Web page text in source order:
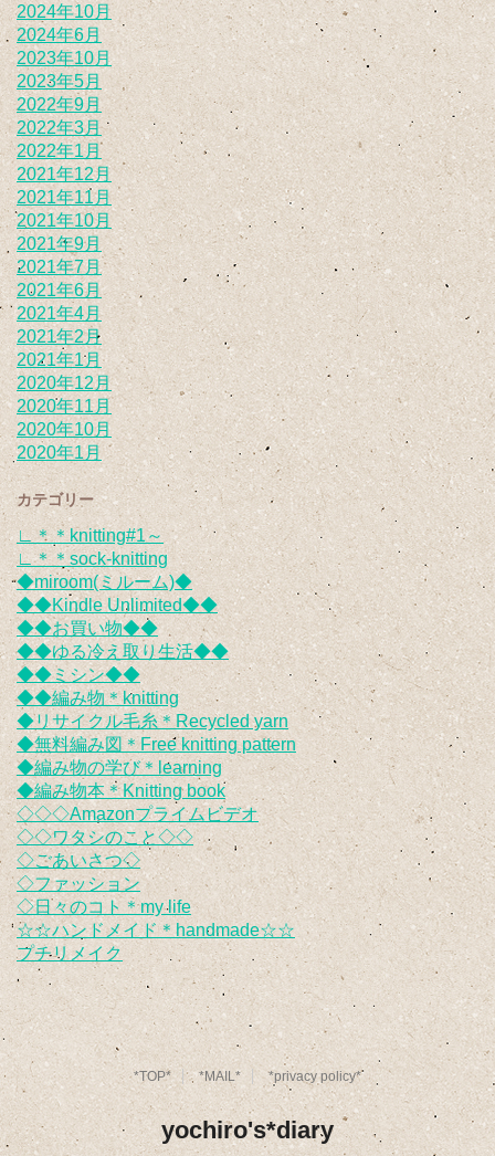
2024年10月
2024年6月
2023年10月
2023年5月
2022年9月
2022年3月
2022年1月
2021年12月
2021年11月
2021年10月
2021年9月
2021年7月
2021年6月
2021年4月
2021年2月
2021年1月
2020年12月
2020年11月
2020年10月
2020年1月
カテゴリー
∟＊＊knitting#1～
∟＊＊sock-knitting
◆miroom(ミルーム)◆
◆◆Kindle Unlimited◆◆
◆◆お買い物◆◆
◆◆ゆる冷え取り生活◆◆
◆◆ミシン◆◆
◆◆編み物＊knitting
◆リサイクル毛糸＊Recycled yarn
◆無料編み図＊Free knitting pattern
◆編み物の学び＊learning
◆編み物本＊Knitting book
◇◇◇Amazonプライムビデオ
◇◇ワタシのこと◇◇
◇ごあいさつ◇
◇ファッション
◇日々のコト＊my life
☆☆ハンドメイド＊handmade☆☆
プチリメイク
*TOP* *MAIL* *privacy policy*
yochiro's*diary